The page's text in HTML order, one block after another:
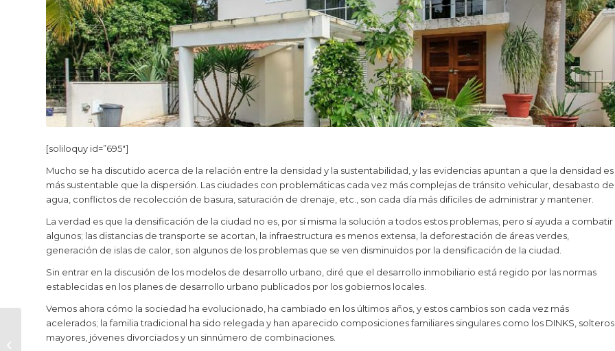
[soliloquy id=”695″]
Mucho se ha discutido acerca de la relación entre la densidad y la sustentabilidad, y las evidencias apuntan a que la densidad es
más sustentable que la dispersión. Las ciudades con problemáticas cada vez más complejas de tránsito vehicular, desabasto de
agua, conflictos de recolección de basura, saturación de drenaje, etc., son cada día más difíciles de administrar y mantener.
La verdad es que la densificación de la ciudad no es, por sí misma la solución a todos estos problemas, pero sí ayuda a combatir
algunos; las distancias de transporte se acortan, la infraestructura es menos extensa, la deforestación de áreas verdes,
generación de islas de calor, son algunos de los problemas que se ven disminuidos por la densificación de la ciudad.
Sin entrar en la discusión de los modelos de desarrollo urbano, diré que el desarrollo inmobiliario está regido por las normas
establecidas en los planes de desarrollo urbano publicados por los gobiernos locales.
Vemos ahora cómo la sociedad ha evolucionado, ha cambiado en los últimos años, y estos cambios son cada vez más
acelerados; la familia tradicional ha sido relegada y han aparecido composiciones familiares singulares como los DINKS, solteros
mayores, jóvenes divorciados y un sinnúmero de combinaciones.
Naturales Riviera